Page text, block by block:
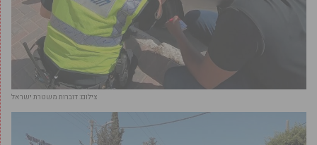
צילום: דוברות משטרת ישראל